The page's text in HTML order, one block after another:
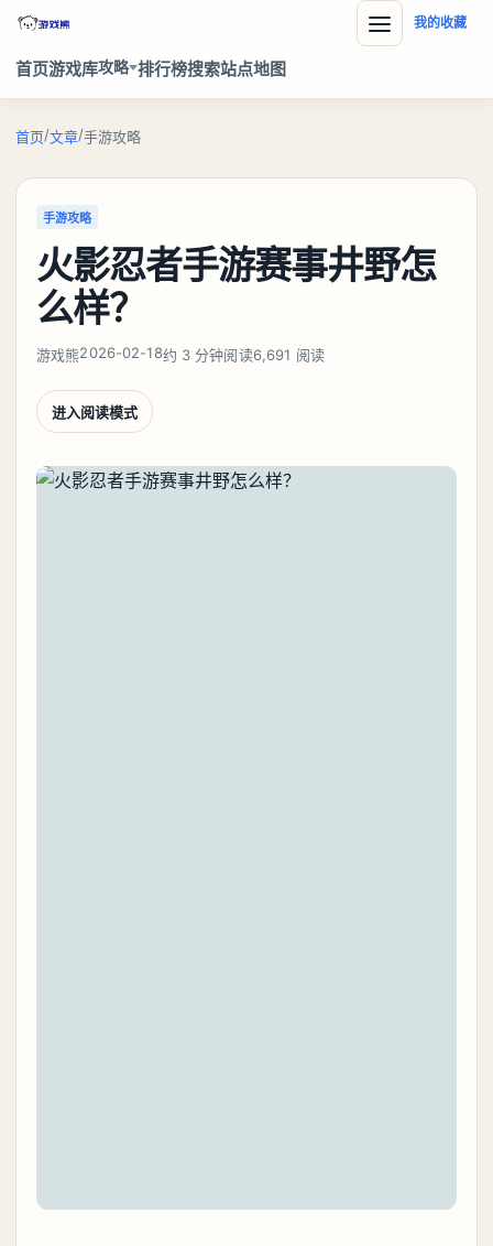
首页游戏库攻略 排行榜搜索站点地图
我的收藏
首页/文章/手游攻略
手游攻略
火影忍者手游赛事井野怎
么样？
游戏熊2026-02-18约 3 分钟阅读6,691 阅读
进入阅读模式